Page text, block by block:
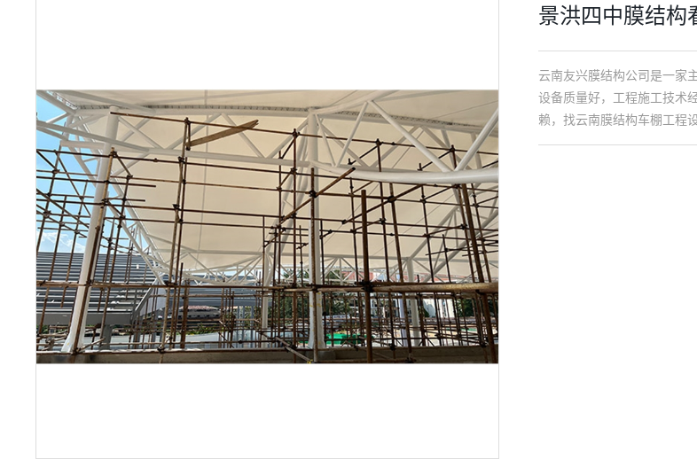
景洪四中膜结构
云南友兴膜结构公司是一家
设备质量好，工程施工技术
赖，找云南膜结构车棚工程